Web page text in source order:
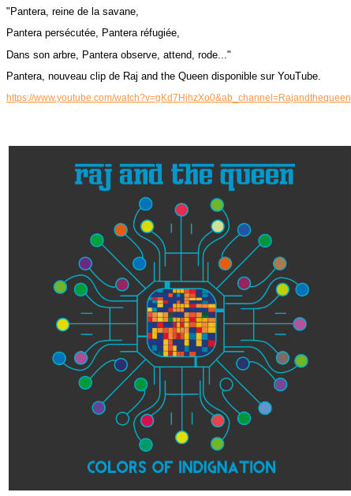
"Pantera, reine de la savane,
Pantera persécutée, Pantera réfugiée,
Dans son arbre, Pantera observe, attend, rode..."
Pantera, nouveau clip de Raj and the Queen disponible sur YouTube.
https://www.youtube.com/watch?v=gKd7HjhzXo0&ab_channel=Rajandthequeen